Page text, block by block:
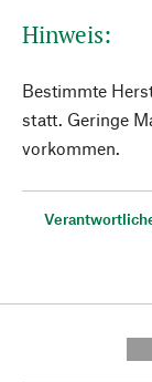
Hinweis:
Bestimmte
statt. Geringe
vorkommen.